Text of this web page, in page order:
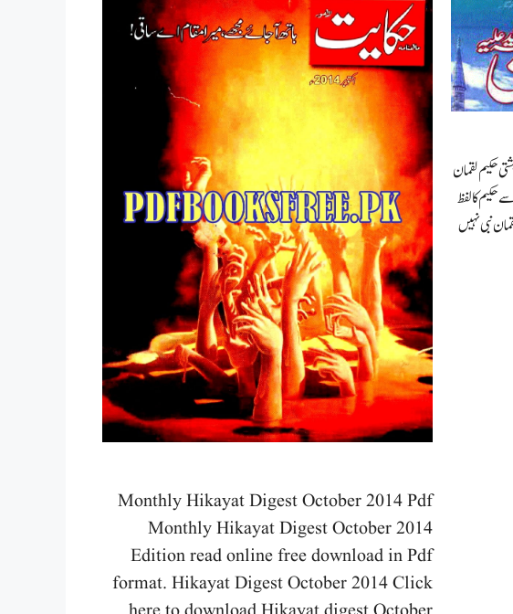
حکیم لقمان
حکیم کالفظ
نبی نہیں
Monthly Hikayat Digest October 2014 Pdf
Monthly Hikayat Digest October 2014
Edition read online free download in Pdf
format. Hikayat Digest October 2014 Click